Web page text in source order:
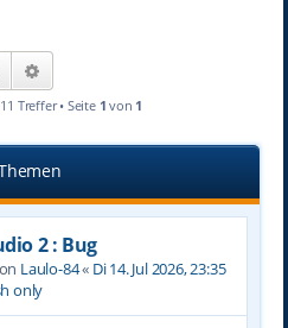
Suche
Treffer • Seite 1 von 1
2 : Bug
Laulo-84« Di 14. Jul 2026, 23:35
only